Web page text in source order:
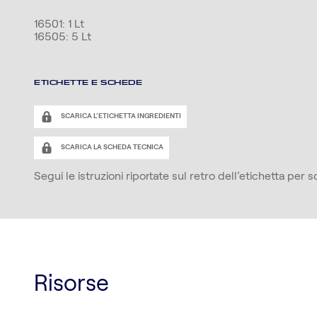
16501: 1 Lt
16505: 5 Lt
ETICHETTE E SCHEDE
SCARICA L'ETICHETTA INGREDIENTI
SCARICA LA SCHEDA TECNICA
Segui le istruzioni riportate sul retro dell’etichetta per
Risorse